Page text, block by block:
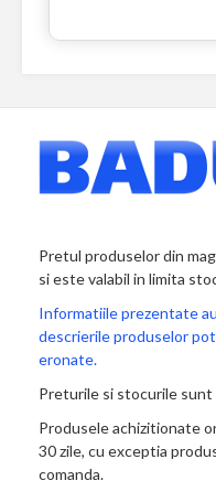
Pretul produselor din
si este valabil in limita
Informatiile prezentate
descrierile produselor
eronate.
Preturile si stocurile sunt
Produsele achizitionate
30 zile, cu exceptia
comanda.